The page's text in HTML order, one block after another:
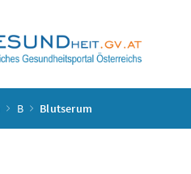
B Blutserum